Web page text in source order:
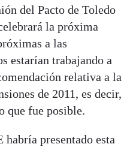
del Pacto de Toledo
la próxima
a las
estarían trabajando a
relativa a la
de 2011, es decir,
que fue posible.
habría presentado esta